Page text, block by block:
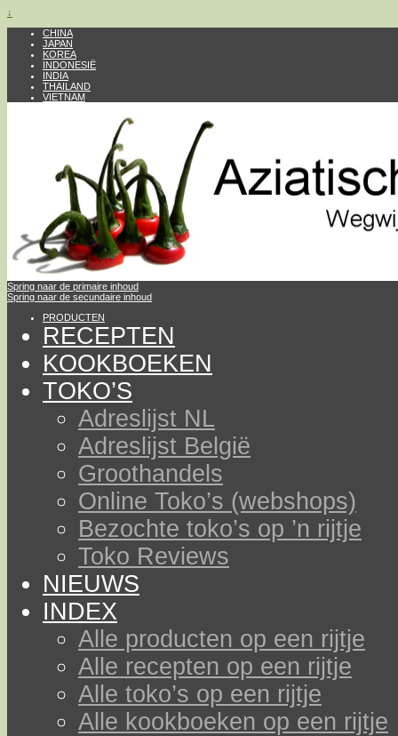
↓
CHINA
JAPAN
KOREA
INDONESIË
INDIA
THAILAND
VIETNAM
Spring naar de primaire inhoud
Spring naar de secundaire inhoud
PRODUCTEN
RECEPTEN
KOOKBOEKEN
TOKO’S
Adreslijst NL
Adreslijst België
Groothandels
Online Toko’s (webshops)
Bezochte toko’s op ’n rijtje
Toko Reviews
NIEUWS
INDEX
Alle producten op een rijtje
Alle recepten op een rijtje
Alle toko’s op een rijtje
Alle kookboeken op een rijtje